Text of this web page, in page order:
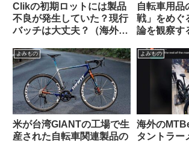
Clikの初期ロットには製品
不良が発生していた？現行
バッチは大丈夫？（海外掲
自転車用品
戦」をめぐ
論を観察す
よみもの
米が台湾GIANTの工場で生
産された自転車関連製品の
よみもの
海外の
タントラー